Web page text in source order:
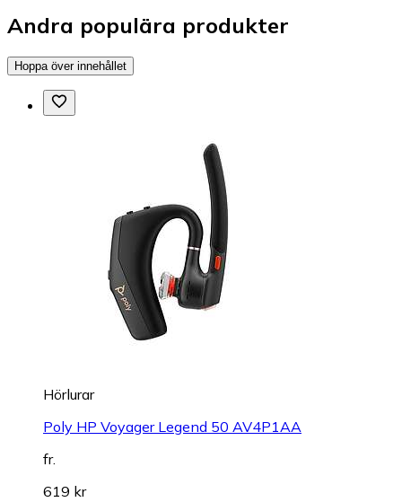
Andra populära produkter
Hoppa över innehållet
Hörlurar
Poly HP Voyager Legend 50 AV4P1AA
fr.
619 kr